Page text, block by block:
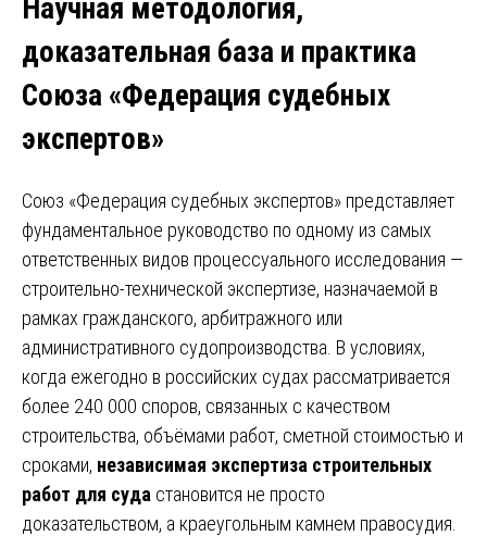
Научная методология,
доказательная база и практика
Союза «Федерация судебных
экспертов»
Союз «Федерация судебных экспертов» представляет
фундаментальное руководство по одному из самых
ответственных видов процессуального исследования —
строительно-технической экспертизе, назначаемой в
рамках гражданского, арбитражного или
административного судопроизводства. В условиях,
когда ежегодно в российских судах рассматривается
более 240 000 споров, связанных с качеством
строительства, объёмами работ, сметной стоимостью и
сроками, независимая экспертиза строительных
работ для суда становится не просто
доказательством, а краеугольным камнем правосудия.